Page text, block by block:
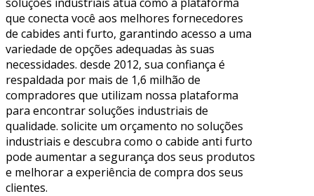
que conecta você aos melhores fornecedores
de cabides anti furto, garantindo acesso a uma
variedade de opções adequadas às suas
necessidades. desde 2012, sua confiança é
respaldada por mais de 1,6 milhão de
compradores que utilizam nossa plataforma
para encontrar soluções industriais de
qualidade. solicite um orçamento no soluções
industriais e descubra como o cabide anti furto
pode aumentar a segurança dos seus produtos
e melhorar a experiência de compra dos seus
clientes.